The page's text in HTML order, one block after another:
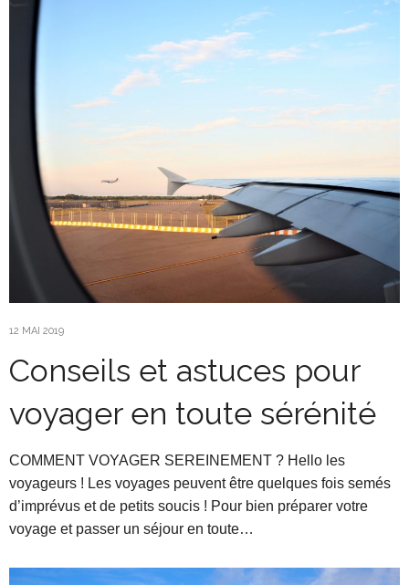
12 MAI 2019
Conseils et astuces pour
voyager en toute sérénité
COMMENT VOYAGER SEREINEMENT ? Hello les
voyageurs ! Les voyages peuvent être quelques fois semés
d’imprévus et de petits soucis ! Pour bien préparer votre
voyage et passer un séjour en toute…